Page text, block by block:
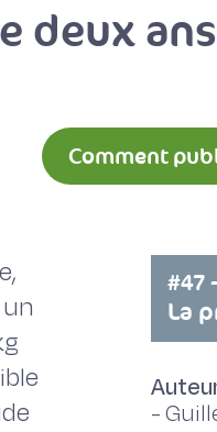
deux
Comment
#47
La
-